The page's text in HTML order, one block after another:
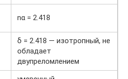
nα = 2.418
δ = 2.418 — изотропный, не
обладает
двупреломлением